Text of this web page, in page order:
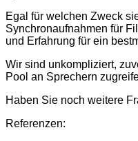
Egal für welchen Zweck
Synchronaufnahmen für
und Erfahrung für ein
Wir sind unkompliziert,
Pool an Sprechern
Haben Sie noch weitere
Referenzen: